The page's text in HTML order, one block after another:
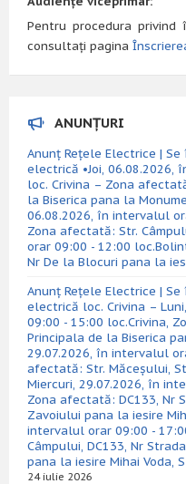
Pentru procedura privind
consultați pagina
ANUNȚURI
Anunț Rețele Electrice |
electrică •Joi, 06.08.2026,
loc. Crivina – Zona
la Biserica pana la
06.08.2026, în intervalul
Zona afectată: Str.
orar 09:00 - 12:00
Nr De la Blocuri pana la
Anunț Rețele Electrice |
electrică loc. Crivina –
09:00 - 15:00 loc.Crivina,
Principala de la Biserica
29.07.2026, în intervalul
afectată: Str. Măceșului,
Miercuri, 29.07.2026, în
Zona afectată: DC133, Nr
Zavoiului pana la iesire
intervalul orar 09:00 -
Câmpului, DC133, Nr
pana la iesire Mihai Voda,
24 iulie 2026